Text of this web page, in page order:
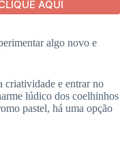
AQUI
algo novo e
criatividade e entrar no
lúdico dos coelhinhos
pastel, há uma opção